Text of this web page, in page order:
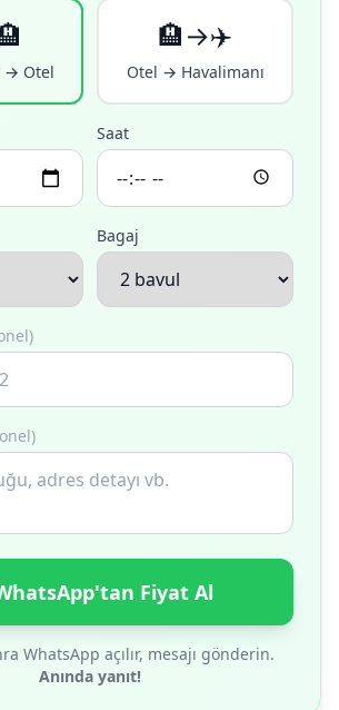
→ Otel
🏨→✈️
Otel → Havalimanı
Saat
Bagaj
Fiyat Al
WhatsApp açılır, mesajı gönderin.
Anında yanıt!